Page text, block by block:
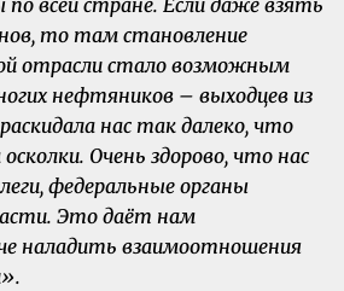
всей стране. Если даже взять
то там становление
отрасли стало возможным
нефтяников – выходцев из
нас так далеко, что
Очень здорово, что нас
федеральные органы
Это даёт нам
наладить взаимоотношения